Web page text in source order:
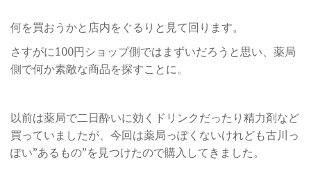
何を買おうかと店内をぐるりと見て回ります。
さすがに100円ショップ側ではまずいだろうと思い、薬局
側で何か素敵な商品を探すことに。
以前は薬局で二日酔いに効くドリンクだったり精力剤など
買っていましたが、今回は薬局っぽくないけれども古川っ
ぽい”あるもの”を見つけたので購入してきました。